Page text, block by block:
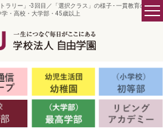
ラリー」-3回目／「選択クラス」の様子 - 一貫教育の
学・高校・大学部・45歳以上